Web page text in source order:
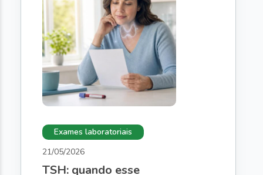
21/05/2026
TSH: quando esse
Exames laboratoriais